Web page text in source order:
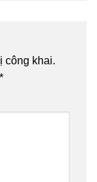
công khai.
*